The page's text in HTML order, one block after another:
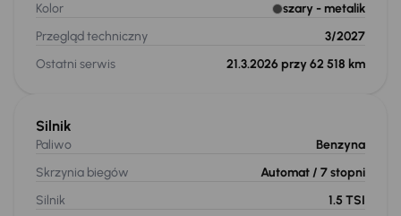
Kolor
szary - metalik
Przegląd techniczny
3/2027
Ostatni serwis
21.3.2026 przy 62 518 km
Silnik
Paliwo
Benzyna
Skrzynia biegów
Automat / 7 stopni
Silnik
1.5 TSI